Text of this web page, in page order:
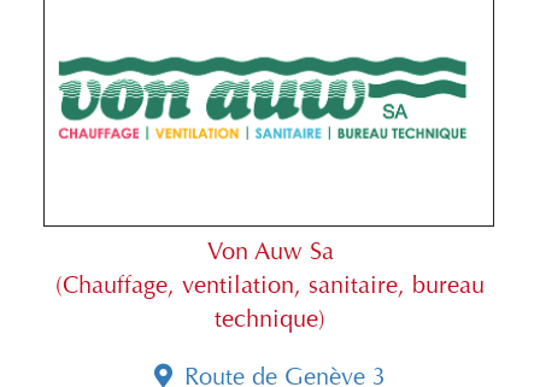
Von Auw Sa
(Chauffage, ventilation, sanitaire, bureau
technique)
Route de Genève 3